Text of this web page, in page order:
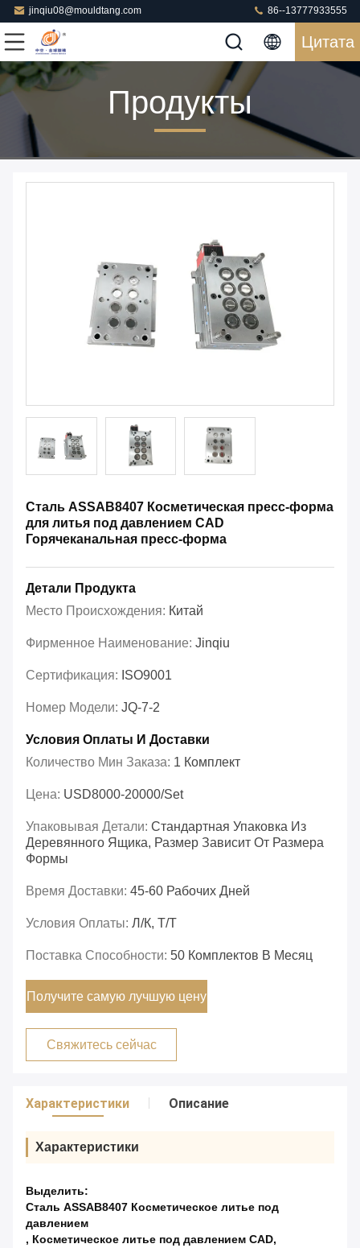
jinqiu08@mouldtang.com 86--13777933555
Цитата
Продукты
Сталь ASSAB8407 Косметическая пресс-форма
для литья под давлением CAD
Горячеканальная пресс-форма
Детали Продукта
Место Происхождения: Китай
Фирменное Наименование: Jinqiu
Сертификация: ISO9001
Номер Модели: JQ-7-2
Условия Оплаты И Доставки
Количество Мин Заказа: 1 Комплект
Цена: USD8000-20000/set
Упаковывая Детали: Стандартная Упаковка Из
Деревянного Ящика, Размер Зависит От Размера
Формы
Время Доставки: 45-60 Рабочих Дней
Условия Оплаты: Л/К, Т/Т
Поставка Способности: 50 Комплектов В Месяц
Получите самую лучшую цену
Свяжитесь сейчас
Характеристики Описание
Характеристики
Выделить:
Сталь ASSAB8407 Косметическое литье под
давлением
, Косметическое литье под давлением CAD,